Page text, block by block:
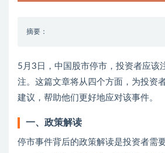
摘要：
5月3日，中国股市停市，投资者应该
注。这篇文章将从四个方面，为投资
建议，帮助他们更好地应对该事件。
一、政策解读
停市事件背后的政策解读是投资者需